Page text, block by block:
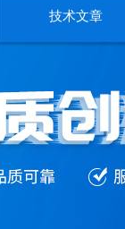
技术文章